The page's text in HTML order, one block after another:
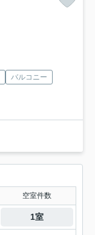
バルコニー
空室件数
1室